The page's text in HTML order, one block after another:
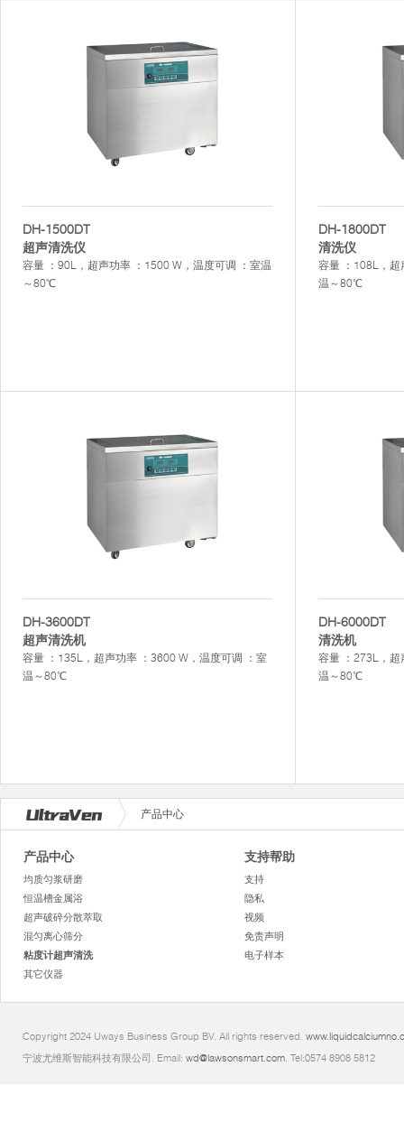
DH-1500DT
超声清洗仪
容量 ：90L，超声功率 ：1500 W，温度可调 ：室温
～80℃
DH-1800DT
清洗仪
容量 ：108L，超
温～80℃
DH-3600DT
超声清洗机
容量 ：135L，超声功率 ：3600 W，温度可调 ：室
温～80℃
DH-6000DT
清洗机
容量 ：273L，超
温～80℃
产品中心
产品中心
均质匀浆研磨
恒温槽金属浴
超声破碎分散萃取
混匀离心筛分
粘度计超声清洗
其它仪器
支持帮助
支持
隐私
视频
免责声明
电子样本
Copyright 2024 Uways Business Group BV. All rights reserved.
宁波尤维斯智能科技有限公司. Email: wd@lawsonsmart.com. Tel:0574 8908 5812